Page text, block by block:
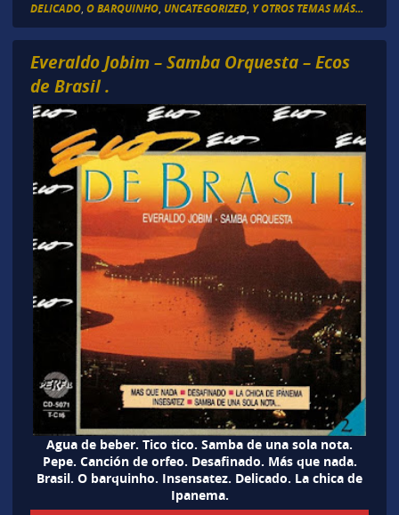
DELICADO, O BARQUINHO, UNCATEGORIZED, Y OTROS TEMAS MÁS...
Everaldo Jobim – Samba Orquesta – Ecos
de Brasil .
Agua de beber. Tico tico. Samba de una sola nota.
Pepe. Canción de orfeo. Desafinado. Más que nada.
Brasil. O barquinho. Insensatez. Delicado. La chica de
Ipanema.